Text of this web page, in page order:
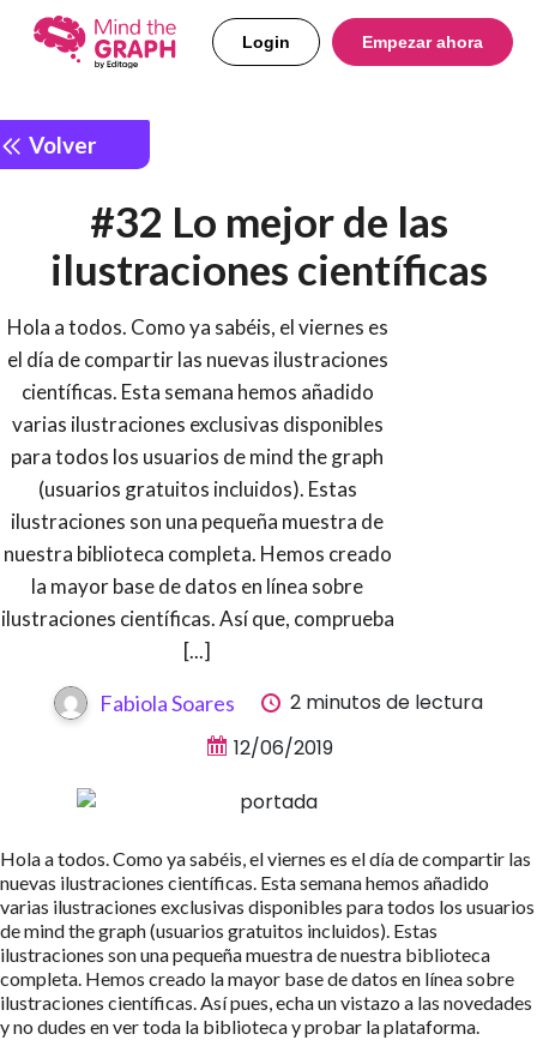
Login Empezar ahora
Volver
#32 Lo mejor de las
ilustraciones científicas
Hola a todos. Como ya sabéis, el viernes es
el día de compartir las nuevas ilustraciones
científicas. Esta semana hemos añadido
varias ilustraciones exclusivas disponibles
para todos los usuarios de mind the graph
(usuarios gratuitos incluidos). Estas
ilustraciones son una pequeña muestra de
nuestra biblioteca completa. Hemos creado
la mayor base de datos en línea sobre
ilustraciones científicas. Así que, comprueba
[...]
Fabiola Soares
2 minutos de lectura
12/06/2019
Hola a todos. Como ya sabéis, el viernes es el día de compartir las
nuevas ilustraciones científicas. Esta semana hemos añadido
varias ilustraciones exclusivas disponibles para todos los usuarios
de mind the graph (usuarios gratuitos incluidos). Estas
ilustraciones son una pequeña muestra de nuestra biblioteca
completa. Hemos creado la mayor base de datos en línea sobre
ilustraciones científicas. Así pues, echa un vistazo a las novedades
y no dudes en ver toda la biblioteca y probar la plataforma.